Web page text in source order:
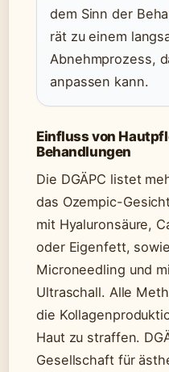
dem Sinn der
rät zu einem
Abnehmprozess,
anpassen kann.
Einfluss von
Behandlungen
Die DGÄPC listet
das Ozempic-
mit Hyaluronsäure,
oder Eigenfett,
Microneedling und
Ultraschall. Alle
die
Haut zu straffen.
Gesellschaft für